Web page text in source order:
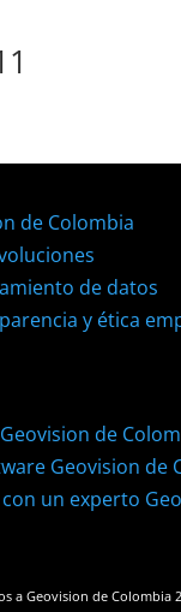
de Colombia
de datos
y ética
de
Geovision de
un experto
a Geovision de Colombia